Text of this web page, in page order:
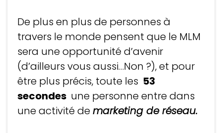
De plus en plus de personnes à
travers le monde pensent que le MLM
sera une opportunité d’avenir
(d’ailleurs vous aussi…Non ?), et pour
être plus précis, toute les 53
secondes une personne entre dans
une activité demarketing de réseau.